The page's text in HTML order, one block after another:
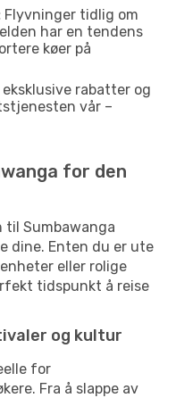
Flyvninger tidlig om
har en tendens
køer på
eksklusive rabatter og
vår –
for den
Sumbawanga
dine. Enten du er ute
eller rolige
tidspunkt å reise
og kultur
for
Fra å slappe av